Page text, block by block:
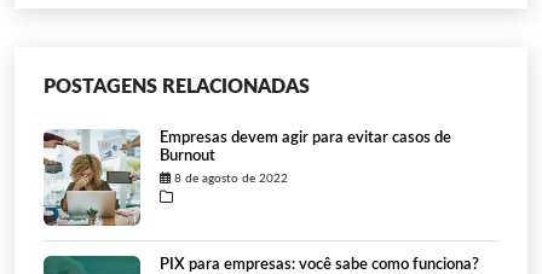
POSTAGENS RELACIONADAS
Empresas devem agir para evitar casos de
Burnout
8 de agosto de 2022
PIX para empresas: você sabe como funciona?